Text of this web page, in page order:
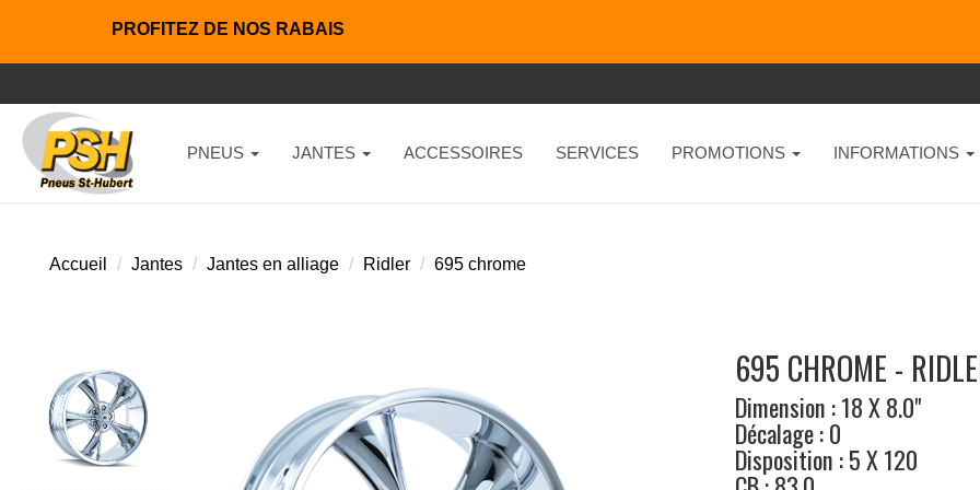
PROFITEZ DE NOS RABAIS
PNEUS JANTES ACCESSOIRES SERVICES PROMOTIONS INFORMATIONS
Accueil Jantes Jantes en alliage Ridler 695 chrome
695 CHROME -
Dimension : 18 X 8.0"
Décalage : 0
Disposition : 5 X 120